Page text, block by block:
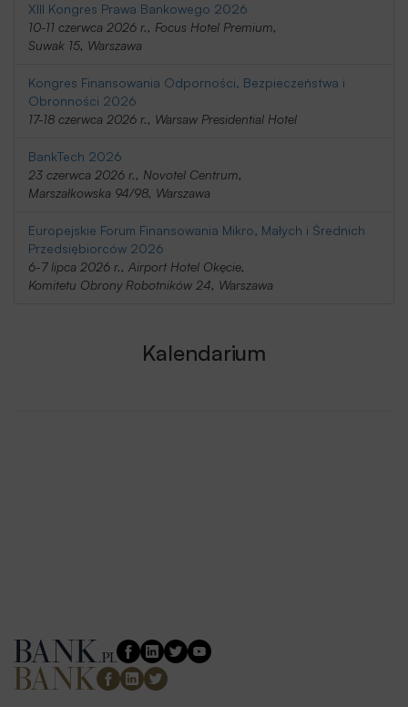
XIII Kongres Prawa Bankowego 2026
10-11 czerwca 2026 r., Focus Hotel Premium,
Suwak 15, Warszawa
Kongres Finansowania Odporności, Bezpieczeństwa i
Obronności 2026
17-18 czerwca 2026 r., Warsaw Presidential Hotel
BankTech 2026
23 czerwca 2026 r., Novotel Centrum,
Marszałkowska 94/98, Warszawa
Europejskie Forum Finansowania Mikro, Małych i Średnich
Przedsiębiorców 2026
6-7 lipca 2026 r., Airport Hotel Okęcie,
Komitetu Obrony Robotników 24, Warszawa
Kalendarium